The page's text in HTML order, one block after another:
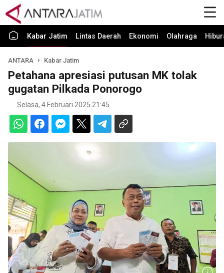
Kabar Jatim Lintas Daerah Ekonomi Olahraga
ANTARA Kabar Jatim
Petahana apresiasi putusan MK tolak
gugatan Pilkada Ponorogo
Selasa, 4 Februari 2025 21:45